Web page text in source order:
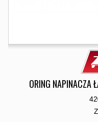
ORING NAPINACZA